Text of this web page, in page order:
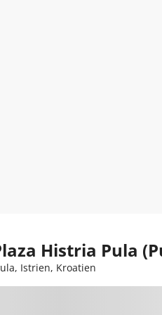
Histria Pula
Istrien, Kroatien